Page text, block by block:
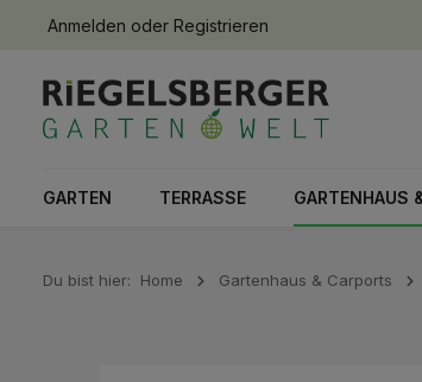
Zur Hauptnavigation springen
Anmelden oder Registrieren
GARTEN TERRASSE GARTENHAUS
Du bist hier: Home Gartenhaus & Carports